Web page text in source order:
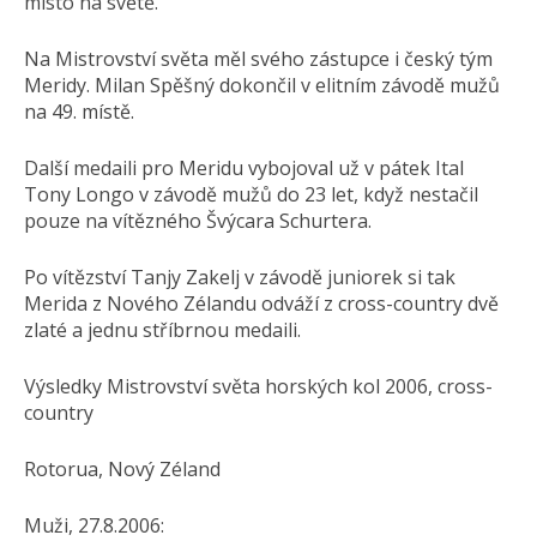
Na Mistrovství světa měl svého zástupce i český tým
Meridy. Milan Spěšný dokončil v elitním závodě mužů
na 49. místě.
Další medaili pro Meridu vybojoval už v pátek Ital
Tony Longo v závodě mužů do 23 let, když nestačil
pouze na vítězného Švýcara Schurtera.
Po vítězství Tanjy Zakelj v závodě juniorek si tak
Merida z Nového Zélandu odváží z cross-country dvě
zlaté a jednu stříbrnou medaili.
Výsledky Mistrovství světa horských kol 2006, cross-
country
Rotorua, Nový Zéland
Muži, 27.8.2006: